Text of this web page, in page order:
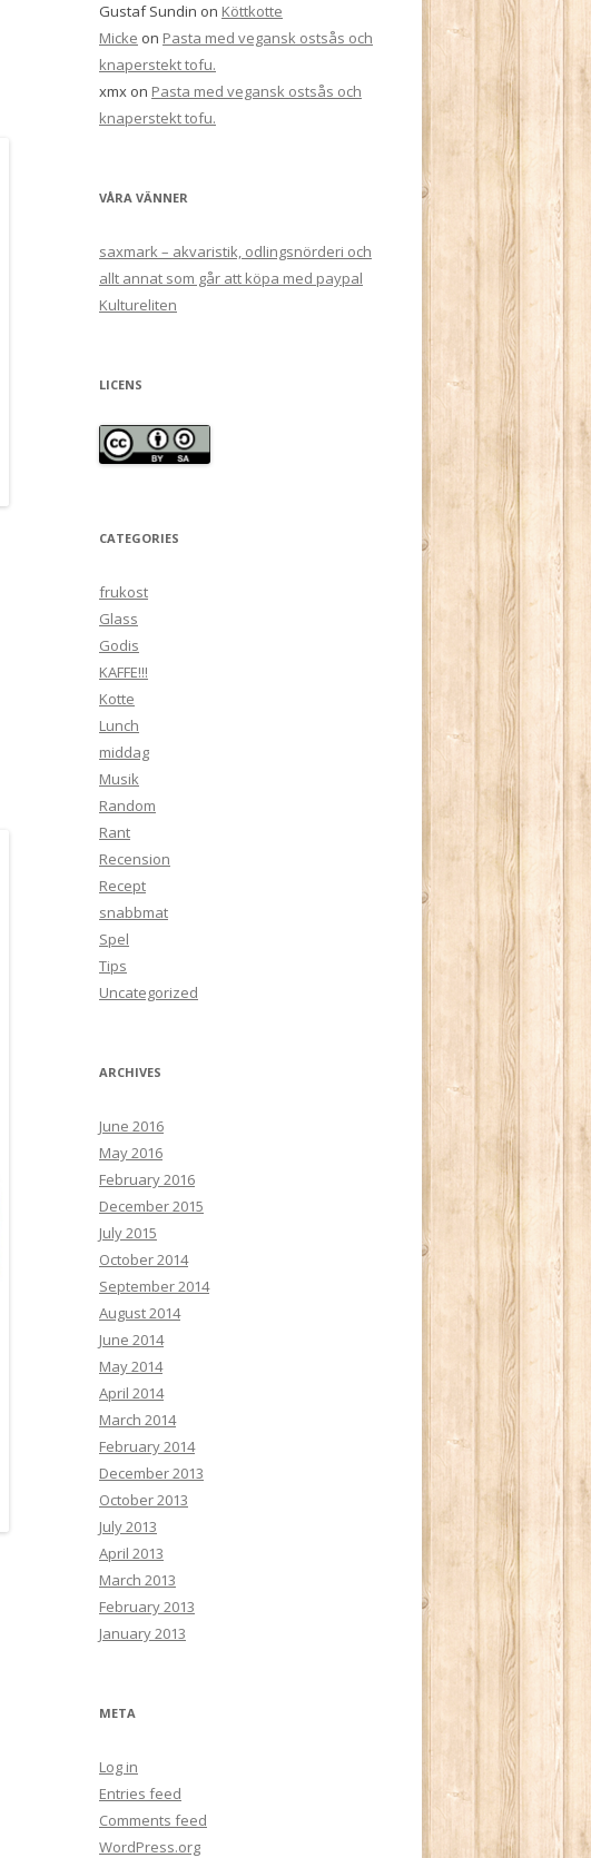
Gustaf Sundin on Köttkotte
Micke on Pasta med vegansk ostsås och
knaperstekt tofu.
xmx on Pasta med vegansk ostsås och
knaperstekt tofu.
VÅRA VÄNNER
saxmark – akvaristik, odlingsnörderi och
allt annat som går att köpa med paypal
Kultureliten
LICENS
CATEGORIES
frukost
Glass
Godis
KAFFE!!!
Kotte
Lunch
middag
Musik
Random
Rant
Recension
Recept
snabbmat
Spel
Tips
Uncategorized
ARCHIVES
June 2016
May 2016
February 2016
December 2015
July 2015
October 2014
September 2014
August 2014
June 2014
May 2014
April 2014
March 2014
February 2014
December 2013
October 2013
July 2013
April 2013
March 2013
February 2013
January 2013
META
Log in
Entries feed
Comments feed
WordPress.org